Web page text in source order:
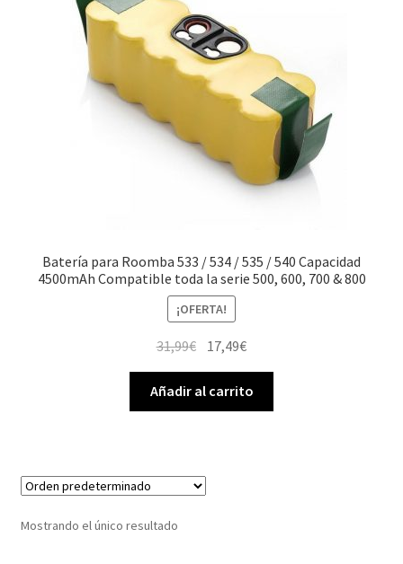
Batería para Roomba 533 / 534 / 535 / 540 Capacidad
4500mAh Compatible toda la serie 500, 600, 700 & 800
¡OFERTA!
31,99€ El
original
era:
17,49€El
actual
es:
Añadir al carrito
Mostrando el único resultado